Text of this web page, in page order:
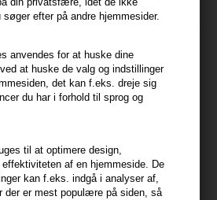
søger efter på andre hjemmesider.
anvendes for at huske dine
at huske de valg og indstillinger
det kan f.eks. dreje sig
du har i forhold til sprog og
til at optimere design,
effektiviteten af en hjemmeside. De
kan f.eks. indgå i analyser af,
der er mest populære på siden, så